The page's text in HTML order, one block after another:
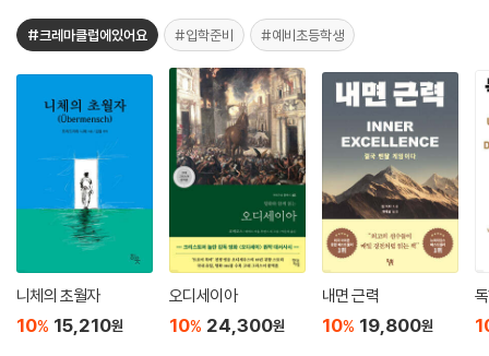
#크레마클럽에있어요 #입학준비 #예비초등학생
니체의 초월자
10% 15,210원
오디세이아
10% 24,300원
내면 근력
10% 19,800원